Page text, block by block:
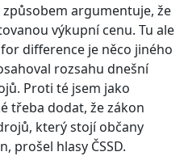
argumentuje, že
výkupní cenu. Tu ale
difference je něco jiného
rozsahu dnešní
Proti té jsem jako
třeba dodat, že zákon
který stojí občany
prošel hlasy ČSSD.